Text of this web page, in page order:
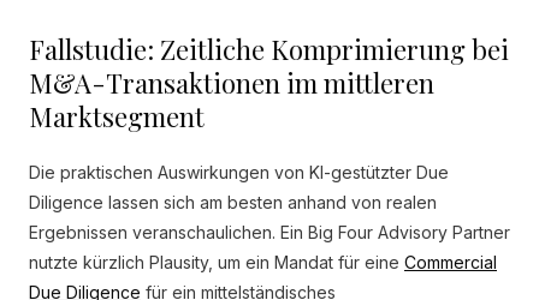
Fallstudie: Zeitliche Komprimierung bei
M&A-Transaktionen im mittleren
Marktsegment
Die praktischen Auswirkungen von KI-gestützter Due
Diligence lassen sich am besten anhand von realen
Ergebnissen veranschaulichen. Ein Big Four Advisory Partner
nutzte kürzlich Plausity, um ein Mandat für eine Commercial
Due Diligence für ein mittelständisches